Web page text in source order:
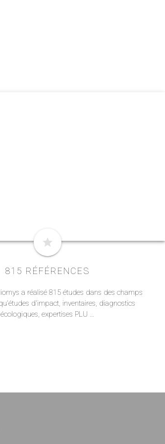
star
815 RÉFÉRENCES
a réalisé 815 études dans des champs
d'impact, inventaires, diagnostics
écologiques, expertises PLU ...